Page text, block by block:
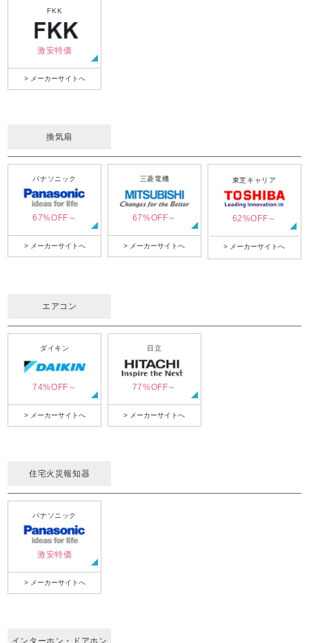
FKK
激安特価
> メーカーサイトへ
換気扇
パナソニック
67%OFF～
> メーカーサイトへ
三菱電機
67%OFF～
> メーカーサイトへ
東芝キャリア
62%OFF～
> メーカーサイトへ
エアコン
ダイキン
74%OFF～
> メーカーサイトへ
日立
77%OFF～
> メーカーサイトへ
住宅火災報知器
パナソニック
激安特価
> メーカーサイトへ